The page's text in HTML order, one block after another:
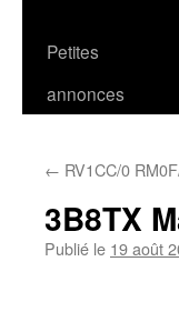
Petites
annonces
← RV1CC/0
3B8TX
Publié le 19 août